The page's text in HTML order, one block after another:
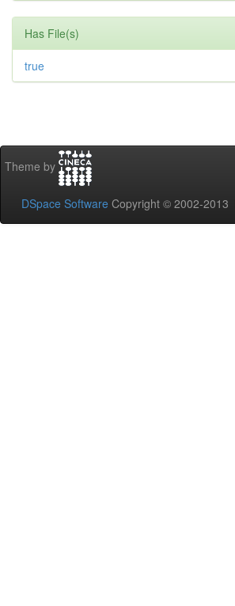
Has File(s)
true
Theme by
DSpace Software Copyright © 2002-2013